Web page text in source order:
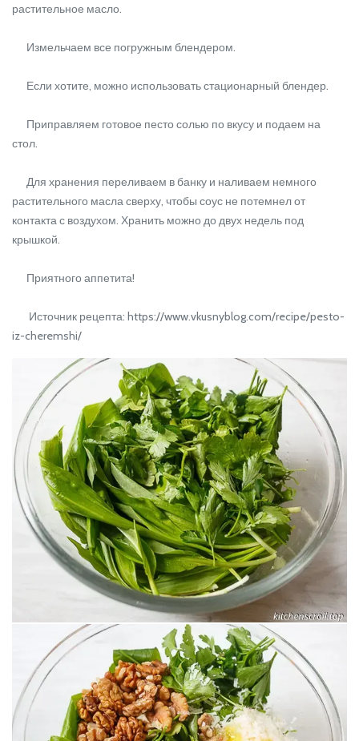
растительное масло.
Измельчаем все погружным блендером.
Если хотите, можно использовать стационарный блендер.
Приправляем готовое песто солью по вкусу и подаем на
стол.
Для хранения переливаем в банку и наливаем немного
растительного масла сверху, чтобы соус не потемнел от
контакта с воздухом. Хранить можно до двух недель под
крышкой.
Приятного аппетита!
Источник рецепта: https://www.vkusnyblog.com/recipe/pesto-
iz-cheremshi/